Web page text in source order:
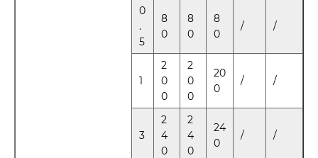
0
.
5
8
0
8
0
8
0
/ /
1
2
0
0
2
0
0
20
0
/ /
3
2
4
0
2
4
0
24
0
/ /